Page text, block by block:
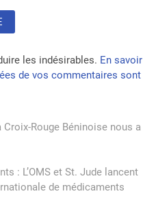
les indésirables. En savoir
de vos commentaires sont
Rouge Béninoise nous a
: L’OMS et St. Jude lancent
de médicaments